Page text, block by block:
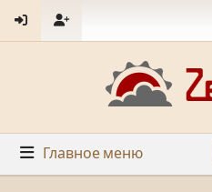
Главное меню